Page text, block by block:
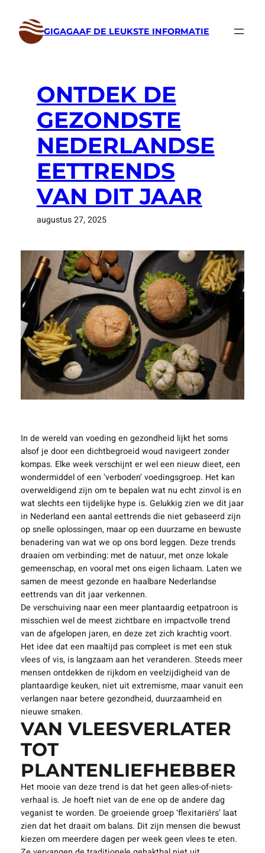
naar
GIGAGAAF DE LEUKSTE INFORMATIE
ONTDEK DE
GEZONDSTE
NEDERLANDSE
EETTRENDS
VAN DIT JAAR
augustus 27, 2025
In de wereld van voeding en gezondheid lijkt het soms
alsof je door een dichtbegroeid woud navigeert zonder
kompas. Elke week verschijnt er wel een nieuw dieet, een
wondermiddel of een ‘verboden’ voedingsgroep. Het kan
overweldigend zijn om te bepalen wat nu echt zinvol is en
wat slechts een tijdelijke hype is. Gelukkig zien we dit jaar
in Nederland een aantal eettrends die niet gebaseerd zijn
op snelle oplossingen, maar op een duurzame en bewuste
benadering van wat we op ons bord leggen. Deze trends
draaien om verbinding: met de natuur, met onze lokale
gemeenschap, en vooral met ons eigen lichaam. Laten we
samen de meest gezonde en haalbare Nederlandse
eettrends van dit jaar verkennen.
De verschuiving naar een meer plantaardig eetpatroon is
misschien wel de meest zichtbare en impactvolle trend
van de afgelopen jaren, en deze zet zich krachtig voort.
Het idee dat een maaltijd pas compleet is met een stuk
vlees of vis, is langzaam aan het veranderen. Steeds meer
mensen ontdekken de rijkdom en veelzijdigheid van de
plantaardige keuken, niet uit extremisme, maar vanuit een
verlangen naar betere gezondheid, duurzaamheid en
nieuwe smaken.
VAN VLEESVERLATER
TOT
PLANTENLIEFHEBBER
Het mooie van deze trend is dat het geen alles-of-niets-
verhaal is. Je hoeft niet van de ene op de andere dag
veganist te worden. De groeiende groep ‘flexitariërs’ laat
zien dat het draait om balans. Dit zijn mensen die bewust
kiezen om meerdere dagen per week geen vlees te eten.